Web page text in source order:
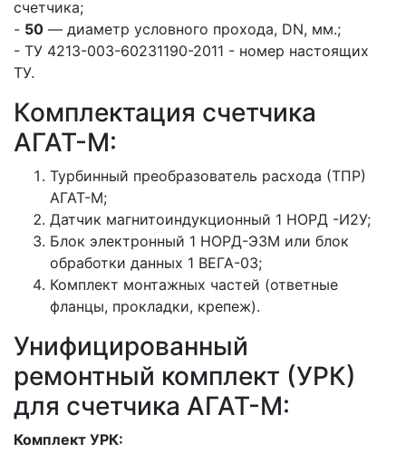
счетчика;
- 50 — диаметр условного прохода, DN, мм.;
- ТУ 4213-003-60231190-2011 - номер настоящих
ТУ.
Комплектация счетчика
АГАТ-М:
Турбинный преобразователь расхода (ТПР)
АГАТ-М;
Датчик магнитоиндукционный 1 НОРД -И2У;
Блок электронный 1 НОРД-Э3М или блок
обработки данных 1 ВЕГА-03;
Комплект монтажных частей (ответные
фланцы, прокладки, крепеж).
Унифицированный
ремонтный комплект (УРК)
для счетчика АГАТ-М:
Комплект УРК: